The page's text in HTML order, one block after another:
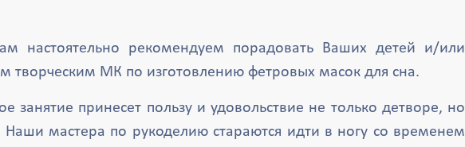
настоятельно рекомендуем порадовать Ваших детей и/или
творческим МК по изготовлению фетровых масок для сна.
занятие принесет пользу и удовольствие не только детворе, но
мастера по рукоделию стараются идти в ногу со временем